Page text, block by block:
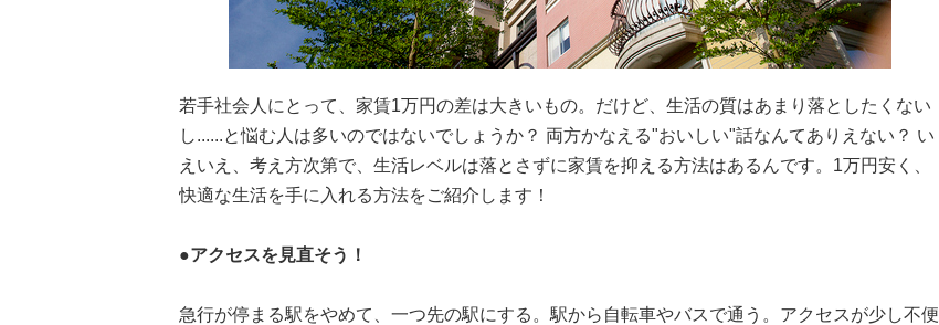
若手社会人にとって、家賃1万円の差は大きいもの。だけど、生活の質はあまり落としたくない
し......と悩む人は多いのではないでしょうか？ 両方かなえる"おいしい"話なんてありえない？ い
えいえ、考え方次第で、生活レベルは落とさずに家賃を抑える方法はあるんです。1万円安く、
快適な生活を手に入れる方法をご紹介します！
●アクセスを見直そう！
急行が停まる駅をやめて、一つ先の駅にする。駅から自転車やバスで通う。アクセスが少し不便